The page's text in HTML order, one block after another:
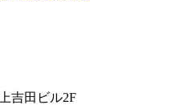
吉田ビル2F